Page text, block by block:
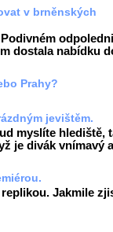
v brněnských
dostala nabídku
Prahy?
jevištěm.
myslíte hlediště,
je divák vnímavý
Jakmile